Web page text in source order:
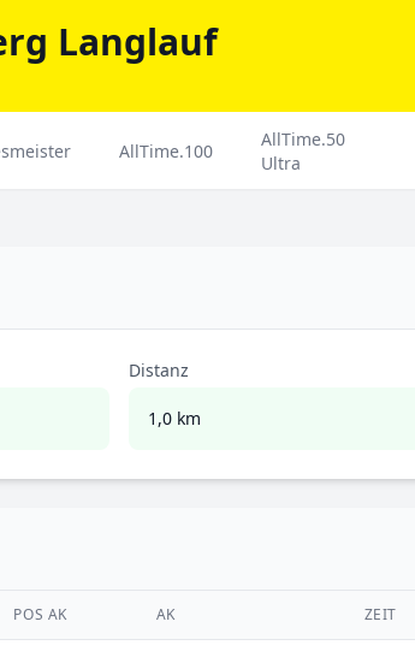
Langlauf
AllTime.100
AllTime.50
Ultra
Distanz
1,0 km
POS AK AK ZEIT